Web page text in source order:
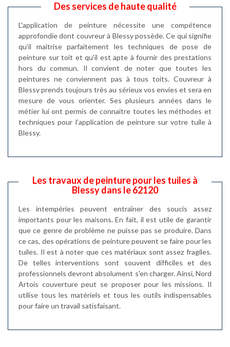
Des services de haute qualité
L'application de peinture nécessite une compétence
approfondie dont couvreur à Blessy possède. Ce qui signifie
qu’il maitrise parfaitement les techniques de pose de
peinture sur toit et qu’il est apte à fournir des prestations
hors du commun. Il convient de noter que toutes les
peintures ne conviennent pas à tous toits. Couvreur à
Blessy prends toujours très au sérieux vos envies et sera en
mesure de vous orienter. Ses plusieurs années dans le
métier lui ont permis de connaitre toutes les méthodes et
techniques pour l’application de peinture sur votre tuile à
Blessy.
Les travaux de peinture pour les tuiles à
Blessy dans le 62120
Les intempéries peuvent entraîner des soucis assez
importants pour les maisons. En fait, il est utile de garantir
que ce genre de problème ne puisse pas se produire. Dans
ce cas, des opérations de peinture peuvent se faire pour les
tuiles. Il est à noter que ces matériaux sont assez fragiles.
De telles interventions sont souvent difficiles et des
professionnels devront absolument s'en charger. Ainsi, Nord
Artois couverture peut se proposer pour les missions. Il
utilise tous les matériels et tous les outils indispensables
pour faire un travail satisfaisant.